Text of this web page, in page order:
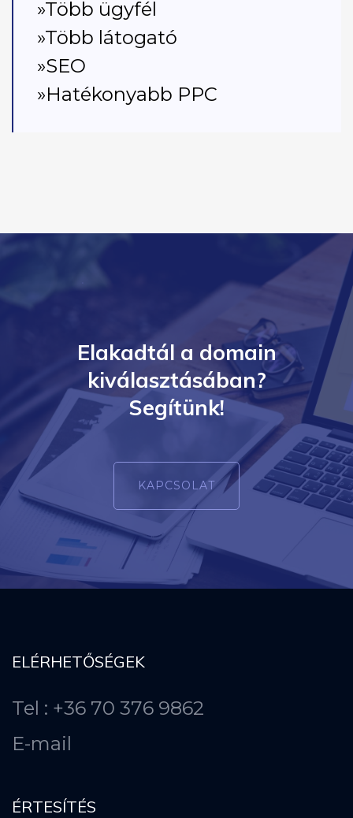
»Több ügyfél
»Több látogató
»SEO
»Hatékonyabb PPC
Elakadtál a domain
kiválasztásában?
Segítünk!
KAPCSOLAT
ELÉRHETŐSÉGEK
Tel : +36 70 376 9862
E-mail
ÉRTESÍTÉS